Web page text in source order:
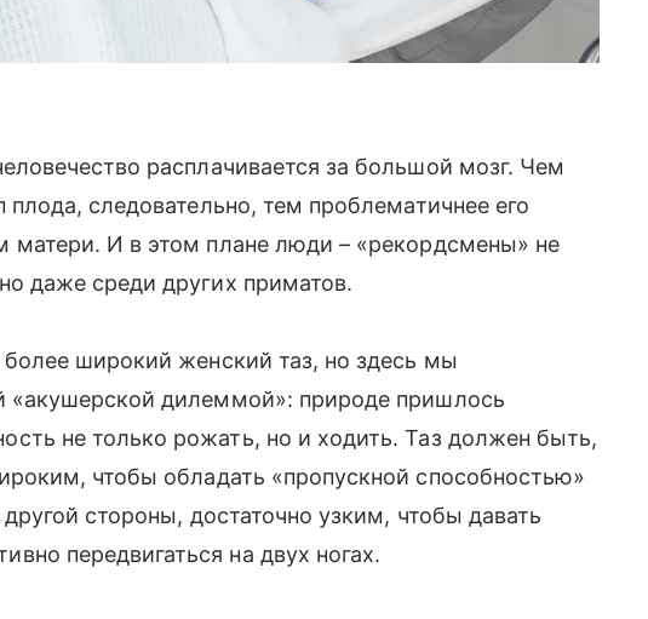
расплачивается за большой мозг. Чем
следовательно, тем проблематичнее его
И в этом плане люди – «рекордсмены» не
даже среди других приматов.
широкий женский таз, но здесь мы
«акушерской дилеммой»: природе пришлось
не только рожать, но и ходить. Таз должен быть,
чтобы обладать «пропускной способностью»
стороны, достаточно узким, чтобы давать
передвигаться на двух ногах.